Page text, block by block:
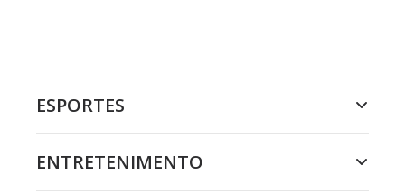
ESPORTES
ENTRETENIMENTO